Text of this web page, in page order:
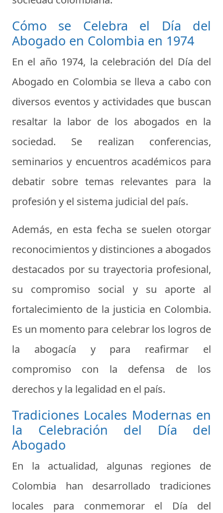
Cómo se Celebra el Día del
Abogado en Colombia en 1974
En el año 1974, la celebración del Día del
Abogado en Colombia se lleva a cabo con
diversos eventos y actividades que buscan
resaltar la labor de los abogados en la
sociedad. Se realizan conferencias,
seminarios y encuentros académicos para
debatir sobre temas relevantes para la
profesión y el sistema judicial del país.
Además, en esta fecha se suelen otorgar
reconocimientos y distinciones a abogados
destacados por su trayectoria profesional,
su compromiso social y su aporte al
fortalecimiento de la justicia en Colombia.
Es un momento para celebrar los logros de
la abogacía y para reafirmar el
compromiso con la defensa de los
derechos y la legalidad en el país.
Tradiciones Locales Modernas en
la Celebración del Día del
Abogado
En la actualidad, algunas regiones de
Colombia han desarrollado tradiciones
locales para conmemorar el Día del